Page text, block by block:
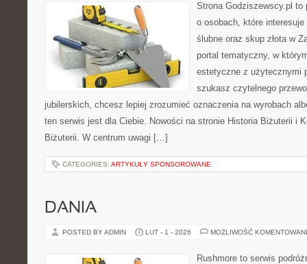
Strona Godziszewscy.pl
o osobach, które
ślubne oraz skup złota w
portal tematyczny, w
estetyczne z użytecznymi
szukasz czytelnego
jubilerskich, chcesz lepiej zrozumieć oznaczenia na wyrobach
ten serwis jest dla Ciebie. Nowości na stronie Historia Biżuterii i
Biżuterii. W centrum uwagi […]
CATEGORIES: ARTYKUŁY SPONSOROWANE
DANIA
POSTED BY ADMIN LUT - 1 - 2026 MOŻLIWOŚĆ
Rushmore to serwis